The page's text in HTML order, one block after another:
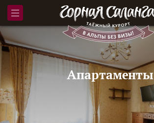
Апартаменты